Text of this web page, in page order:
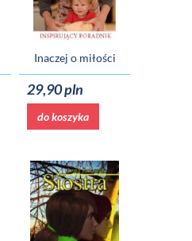
Inaczej o miłości
29,90 pln
do koszyka